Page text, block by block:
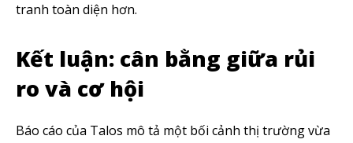
tranh toàn diện hơn.
Kết luận: cân bằng giữa rủi
ro và cơ hội
Báo cáo của Talos mô tả một bối cảnh thị trường vừa